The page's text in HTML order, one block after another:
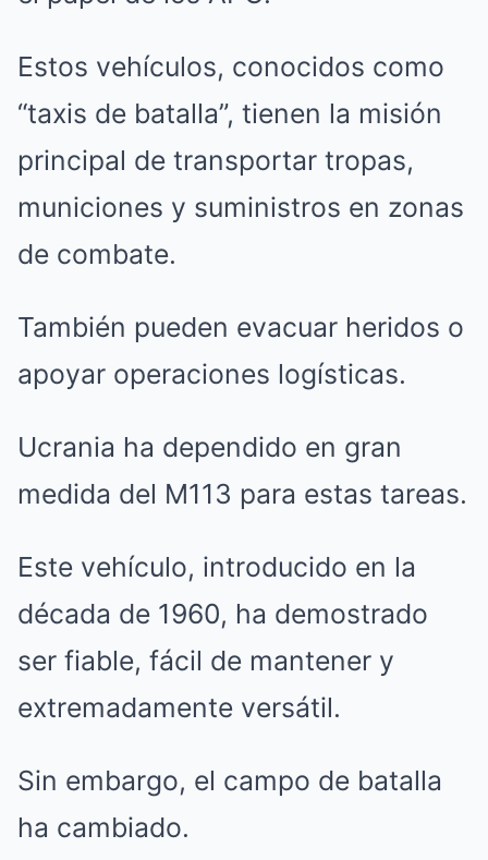
Estos vehículos, conocidos como
“taxis de batalla”, tienen la misión
principal de transportar tropas,
municiones y suministros en zonas
de combate.
También pueden evacuar heridos o
apoyar operaciones logísticas.
Ucrania ha dependido en gran
medida del M113 para estas tareas.
Este vehículo, introducido en la
década de 1960, ha demostrado
ser fiable, fácil de mantener y
extremadamente versátil.
Sin embargo, el campo de batalla
ha cambiado.